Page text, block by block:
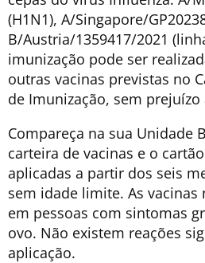
(H1N1), A/Singapore/
B/Austria/1359417/2021
imunização pode ser
outras vacinas previstas no
de Imunização, sem prejuízo
Compareça na sua Unidade
carteira de vacinas e o
aplicadas a partir dos seis
sem idade limite. As vacinas
em pessoas com sintomas
ovo. Não existem reações
aplicação.